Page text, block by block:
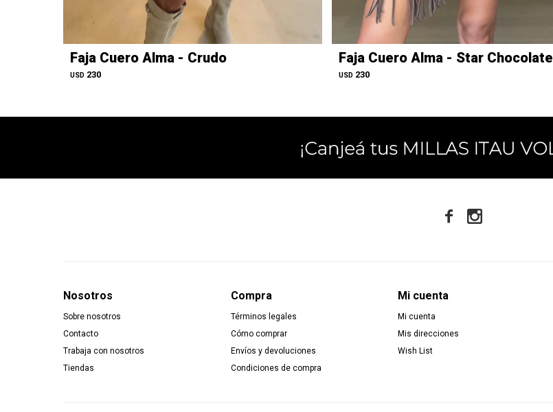
Faja Cuero Alma - Crudo
USD 230
Faja Cuero Alma - Star Chocolate
USD 230
Nosotros
Sobre nosotros
Contacto
Trabaja con nosotros
Tiendas
Compra
Términos legales
Cómo comprar
Envíos y devoluciones
Condiciones de compra
Mi cuenta
Mi cuenta
Mis direcciones
Wish List
 